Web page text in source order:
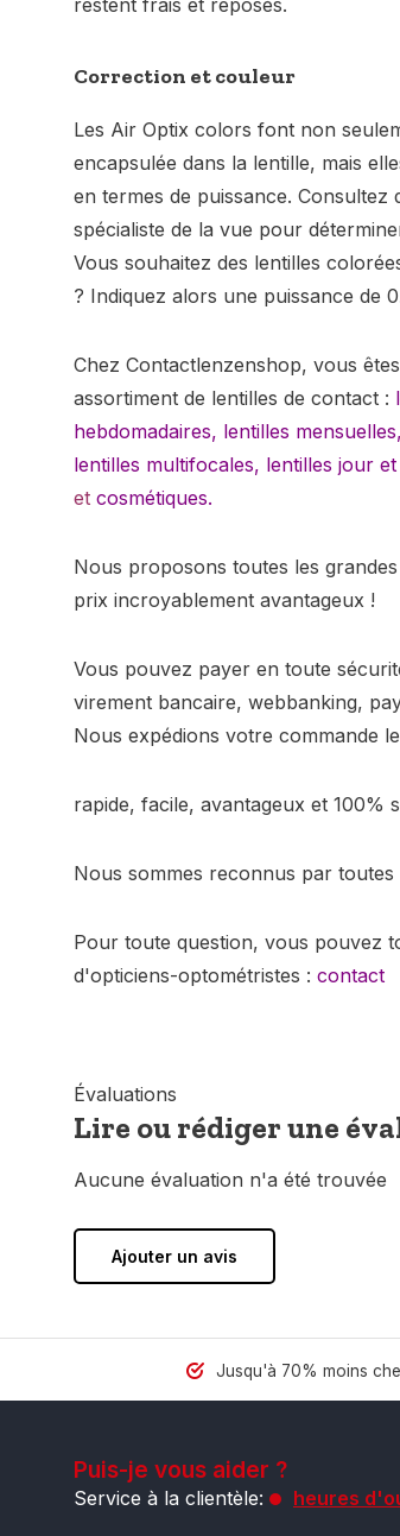
restent frais et reposés.
Correction et couleur
Les Air Optix colors font non
encapsulée dans la lentille, mais
en termes de puissance.
spécialiste de la vue pour
Vous souhaitez des lentilles
? Indiquez alors une puissance de
Chez Contactlenzenshop, vous
assortiment de lentilles de contact :
hebdomadaires, lentilles mensuelles,
lentilles multifocales, lentilles jour
et cosmétiques.
Nous proposons toutes les
prix incroyablement avantageux !
Vous pouvez payer en toute
virement bancaire, webbanking,
Nous expédions votre commande
rapide, facile, avantageux et 100%
Nous sommes reconnus par toutes
Pour toute question, vous pouvez
d'opticiens-optométristes : contact
Évaluations
Lire ou rédiger une
Aucune évaluation n'a été trouvée
Ajouter un avis
Jusqu'à 70% moins
Puis-je vous aider ?
Service à la clientèle: heures